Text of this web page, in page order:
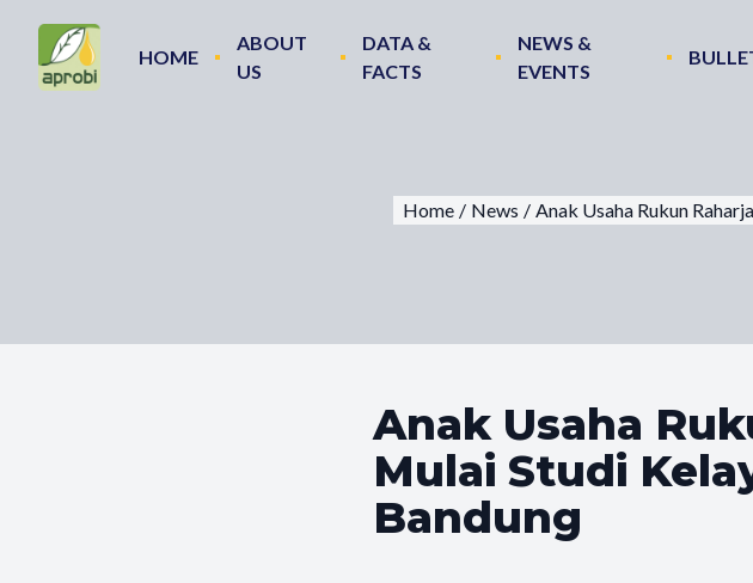
HOME
ABOUT
US
DATA &
FACTS
NEWS &
EVENTS
Home / News / Anak Usaha Rukun
Anak Usaha
Mulai Studi
Bandung